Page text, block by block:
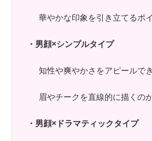
華やかな印象を引き立てるポ
・男顔×シンプルタイプ
知性や爽やかさをアピールで
眉やチークを直線的に描くの
・男顔×ドラマティックタイプ